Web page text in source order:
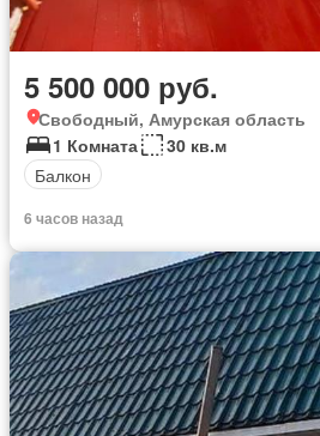
5 500 000 руб.
Свободный, Амурская область
1 Комната
30 кв.м
Балкон
6 часов назад